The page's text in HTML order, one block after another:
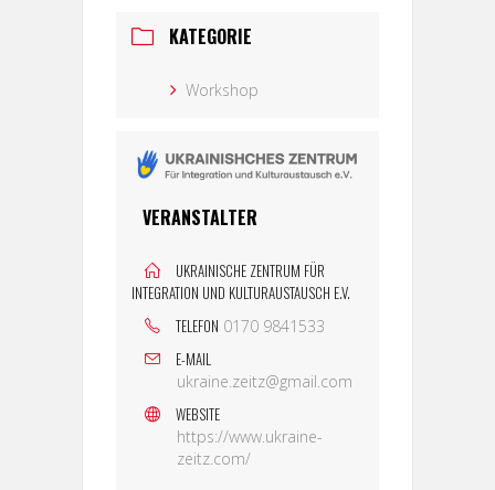
KATEGORIE
Workshop
VERANSTALTER
UKRAINISCHE ZENTRUM FÜR
INTEGRATION UND KULTURAUSTAUSCH E.V.
TELEFON 0170 9841533
E-MAIL
ukraine.zeitz@gmail.com
WEBSITE
https://www.ukraine-
zeitz.com/